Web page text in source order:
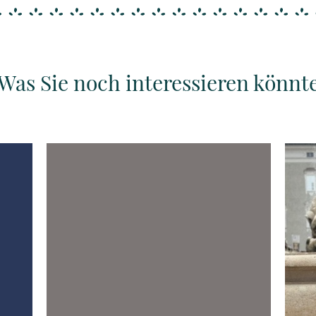
Sie noch interessieren